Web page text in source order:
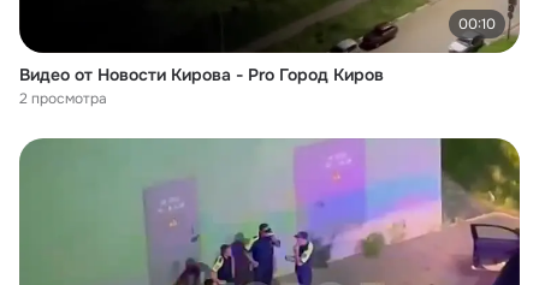
00:10
Видео от Новости Кирова - Pro Город Киров
2 просмотра